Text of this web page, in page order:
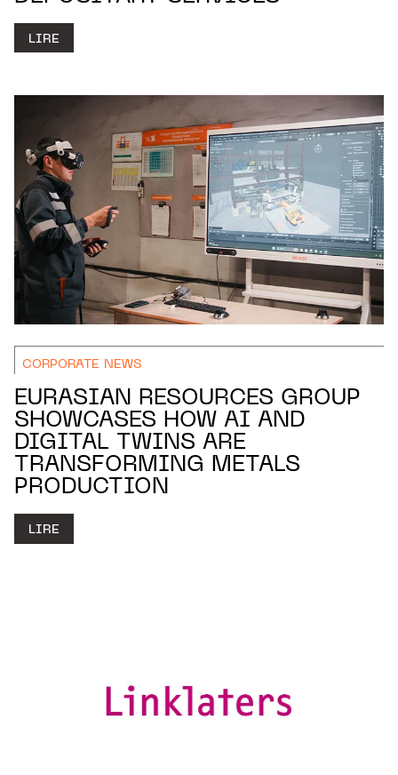
LIRE
CORPORATE NEWS
EURASIAN RESOURCES GROUP
SHOWCASES HOW AI AND
DIGITAL TWINS ARE
TRANSFORMING METALS
PRODUCTION
LIRE